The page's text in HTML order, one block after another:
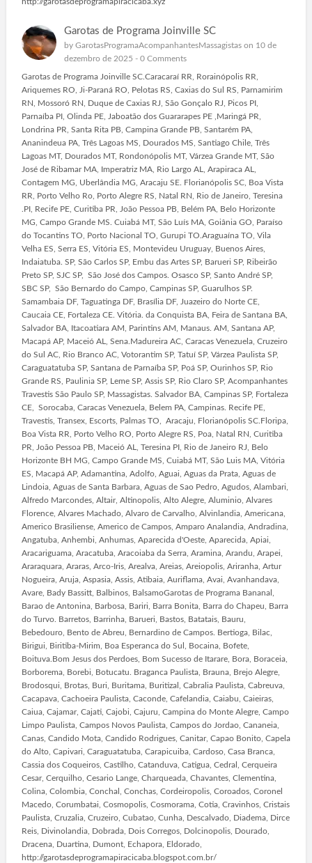
Garotas de Programa Joinville SC
by GarotasProgramaAcompanhantesMassagistason 10 de
dezembro de 2025 - 0 Comments
Garotas de Programa Joinville SC.Caracaraí RR, Rorainópolis RR,
Ariquemes RO, Ji-Paraná RO, Pelotas RS, Caxias do Sul RS, Parnamirim
RN, Mossoró RN, Duque de Caxias RJ, São Gonçalo RJ, Picos PI,
Parnaíba PI, Olinda PE, Jaboatão dos Guararapes PE ,Maringá PR,
Londrina PR, Santa Rita PB, Campina Grande PB, Santarém PA,
Ananindeua PA, Três Lagoas MS, Dourados MS, Santiago Chile, Três
Lagoas MT, Dourados MT, Rondonópolis MT, Várzea Grande MT, São
José de Ribamar MA, Imperatriz MA, Rio Largo AL, Arapiraca AL,
Contagem MG, Uberlândia MG, Aracaju SE. Florianópolis SC, Boa Vista
RR, Porto Velho Ro, Porto Alegre RS, Natal RN, Rio de Janeiro, Teresina
.PI, Recife PE, Curitiba PR, João Pessoa PB, Belém PA, Belo Horizonte
MG, Campo Grande MS. Cuiabá MT, São Luís MA, Goiânia GO, Paraíso
do Tocantins TO, Porto Nacional TO, Gurupi TO.Araguaína TO, Vila
Velha ES, Serra ES, Vitória ES, Montevideu Uruguay, Buenos Aires,
Indaiatuba. SP, São Carlos SP, Embu das Artes SP, Barueri SP, Ribeirão
Preto SP, SJC SP, São José dos Campos. Osasco SP, Santo André SP,
SBC SP, São Bernardo do Campo, Campinas SP, Guarulhos SP.
Samambaia DF, Taguatinga DF, Brasília DF, Juazeiro do Norte CE,
Caucaia CE, Fortaleza CE. Vitória. da Conquista BA, Feira de Santana BA,
Salvador BA, Itacoatiara AM, Parintins AM, Manaus. AM, Santana AP,
Macapá AP, Maceió AL, Sena.Madureira AC, Caracas Venezuela, Cruzeiro
do Sul AC, Rio Branco AC, Votorantim SP, Tatuí SP, Várzea Paulista SP,
Caraguatatuba SP, Santana de Parnaíba SP, Poá SP, Ourinhos SP, Rio
Grande RS, Paulinia SP, Leme SP, Assis SP, Rio Claro SP, Acompanhantes
Travestis São Paulo SP, Massagistas. Salvador BA, Campinas SP, Fortaleza
CE, Sorocaba, Caracas Venezuela, Belem PA, Campinas. Recife PE,
Travestis, Transex, Escorts, Palmas TO, Aracaju, Florianópolis SC.Floripa,
Boa Vista RR, Porto Velho RO, Porto Alegre RS, Poa, Natal RN, Curitiba
PR, João Pessoa PB, Maceió AL, Teresina PI, Rio de Janeiro RJ, Belo
Horizonte BH MG, Campo Grande MS, Cuiabá MT, São Luis MA, Vitória
ES, Macapá AP, Adamantina, Adolfo, Aguai, Aguas da Prata, Aguas de
Lindoia, Aguas de Santa Barbara, Aguas de Sao Pedro, Agudos, Alambari,
Alfredo Marcondes, Altair, Altinopolis, Alto Alegre, Aluminio, Alvares
Florence, Alvares Machado, Alvaro de Carvalho, Alvinlandia, Americana,
Americo Brasiliense, Americo de Campos, Amparo Analandia, Andradina,
Angatuba, Anhembi, Anhumas, Aparecida d'Oeste, Aparecida, Apiai,
Aracariguama, Aracatuba, Aracoiaba da Serra, Aramina, Arandu, Arapei,
Araraquara, Araras, Arco-Iris, Arealva, Areias, Areiopolis, Ariranha, Artur
Nogueira, Aruja, Aspasia, Assis, Atibaia, Auriflama, Avai, Avanhandava,
Avare, Bady Bassitt, Balbinos, BalsamoGarotas de Programa Bananal,
Barao de Antonina, Barbosa, Bariri, Barra Bonita, Barra do Chapeu, Barra
do Turvo. Barretos, Barrinha, Barueri, Bastos, Batatais, Bauru,
Bebedouro, Bento de Abreu, Bernardino de Campos. Bertioga, Bilac,
Birigui, Biritiba-Mirim, Boa Esperanca do Sul, Bocaina, Bofete,
Boituva.Bom Jesus dos Perdoes, Bom Sucesso de Itarare, Bora, Boraceia,
Borborema, Borebi, Botucatu. Braganca Paulista, Brauna, Brejo Alegre,
Brodosqui, Brotas, Buri, Buritama, Buritizal, Cabralia Paulista, Cabreuva,
Cacapava, Cachoeira Paulista, Caconde, Cafelandia, Caiabu, Caieiras,
Caiua, Cajamar, Cajati, Cajobi, Cajuru, Campina do Monte Alegre, Campo
Limpo Paulista, Campos Novos Paulista, Campos do Jordao, Cananeia,
Canas, Candido Mota, Candido Rodrigues, Canitar, Capao Bonito, Capela
do Alto, Capivari, Caraguatatuba, Carapicuiba, Cardoso, Casa Branca,
Cassia dos Coqueiros, Castilho, Catanduva, Catigua, Cedral, Cerqueira
Cesar, Cerquilho, Cesario Lange, Charqueada, Chavantes, Clementina,
Colina, Colombia, Conchal, Conchas, Cordeiropolis, Coroados, Coronel
Macedo, Corumbatai, Cosmopolis, Cosmorama, Cotia, Cravinhos, Cristais
Paulista, Cruzalia, Cruzeiro, Cubatao, Cunha, Descalvado, Diadema, Dirce
Reis, Divinolandia, Dobrada, Dois Corregos, Dolcinopolis, Dourado,
Dracena, Duartina, Dumont, Echapora, Eldorado,
http://garotasdeprogramapiracicaba.blogspot.com.br/